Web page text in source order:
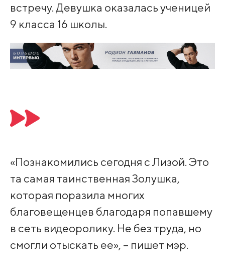
встречу. Девушка оказалась ученицей
9 класса 16 школы.
«Познакомились сегодня с Лизой. Это
та самая таинственная Золушка,
которая поразила многих
благовещенцев благодаря попавшему
в сеть видеоролику. Не без труда, но
смогли отыскать ее», – пишет мэр.